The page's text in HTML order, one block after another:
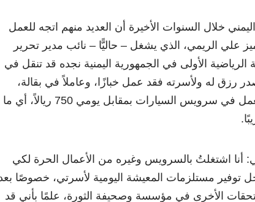
خلال السنوات الأخيرة أن العديد منهم اتجه للعمل
علي الريمي، الذي يشغل – حاليًّا – نائب مدير تحرير
الأولى في الجمهورية اليمنية نجده قد تنقل في
رزق له ولأسرته فقد عمل خبازًا، وعاملاً في بقالة،
واستقر به الحال –مؤخرًا – للعمل في سرويس السيارات بمقابل يومي 750 ريالاً، أي ما
أنا اشتغلتُ بالسرويس وغيره من الأعمال الحرة لكي
توفير مستلزمات المعيشة اليومية لأسرتي، خصوصًا
الأخرى في مؤسسة وصحيفة الثورة، علمًا بأني قد